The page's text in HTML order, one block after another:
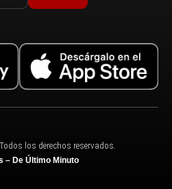
los derechos reservados.
– De Último Minuto